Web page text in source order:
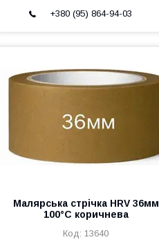
+380 (95) 864-94-03
Малярська стрічка HRV 36мм
100°С коричнева
13640